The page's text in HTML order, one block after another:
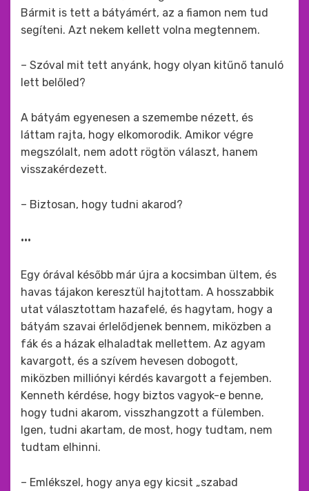
Bármit is tett a bátyámért, az a fiamon nem tud
segíteni. Azt nekem kellett volna megtennem.
– Szóval mit tett anyánk, hogy olyan kitűnő tanuló
lett belőled?
A bátyám egyenesen a szemembe nézett, és
láttam rajta, hogy elkomorodik. Amikor végre
megszólalt, nem adott rögtön választ, hanem
visszakérdezett.
– Biztosan, hogy tudni akarod?
•••
Egy órával később már újra a kocsimban ültem, és
havas tájakon keresztül hajtottam. A hosszabbik
utat választottam hazafelé, és hagytam, hogy a
bátyám szavai érlelődjenek bennem, miközben a
fák és a házak elhaladtak mellettem. Az agyam
kavargott, és a szívem hevesen dobogott,
miközben milliónyi kérdés kavargott a fejemben.
Kenneth kérdése, hogy biztos vagyok-e benne,
hogy tudni akarom, visszhangzott a fülemben.
Igen, tudni akartam, de most, hogy tudtam, nem
tudtam elhinni.
– Emlékszel, hogy anya egy kicsit „szabad